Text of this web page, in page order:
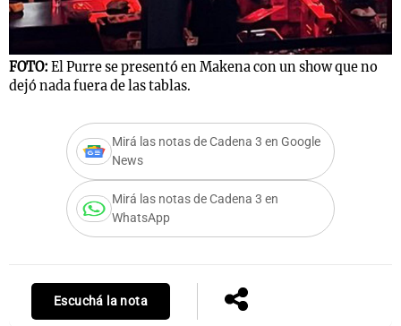
FOTO: El Purre se presentó en Makena con un show que no
dejó nada fuera de las tablas.
Mirá las notas de Cadena 3 en Google
News
Mirá las notas de Cadena 3 en
WhatsApp
Escuchá la nota